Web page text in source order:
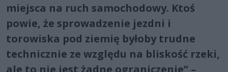
miejsca na ruch samochodowy. Ktoś
powie, że sprowadzenie jezdni i
torowiska pod ziemię byłoby trudne
technicznie ze względu na bliskość rzeki,
ale to nie jest żadne ograniczenie” –